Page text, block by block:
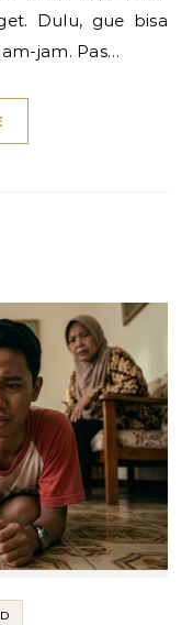
Dulu, gue bisa
jam. Pas…